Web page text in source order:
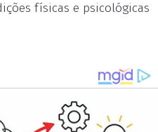
físicas e psicológicas